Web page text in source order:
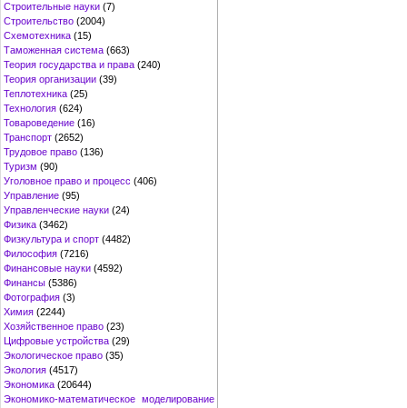
Строительные науки (7)
Строительство (2004)
Схемотехника (15)
Таможенная система (663)
Теория государства и права (240)
Теория организации (39)
Теплотехника (25)
Технология (624)
Товароведение (16)
Транспорт (2652)
Трудовое право (136)
Туризм (90)
Уголовное право и процесс (406)
Управление (95)
Управленческие науки (24)
Физика (3462)
Физкультура и спорт (4482)
Философия (7216)
Финансовые науки (4592)
Финансы (5386)
Фотография (3)
Химия (2244)
Хозяйственное право (23)
Цифровые устройства (29)
Экологическое право (35)
Экология (4517)
Экономика (20644)
Экономико-математическое моделирование